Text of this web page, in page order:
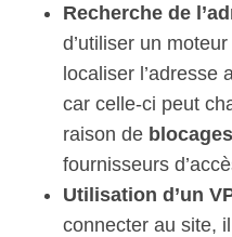
Recherche de
d’utiliser un
localiser l’adresse
car celle-ci peut
raison de blocages
fournisseurs
Utilisation d’un
connecter au site,